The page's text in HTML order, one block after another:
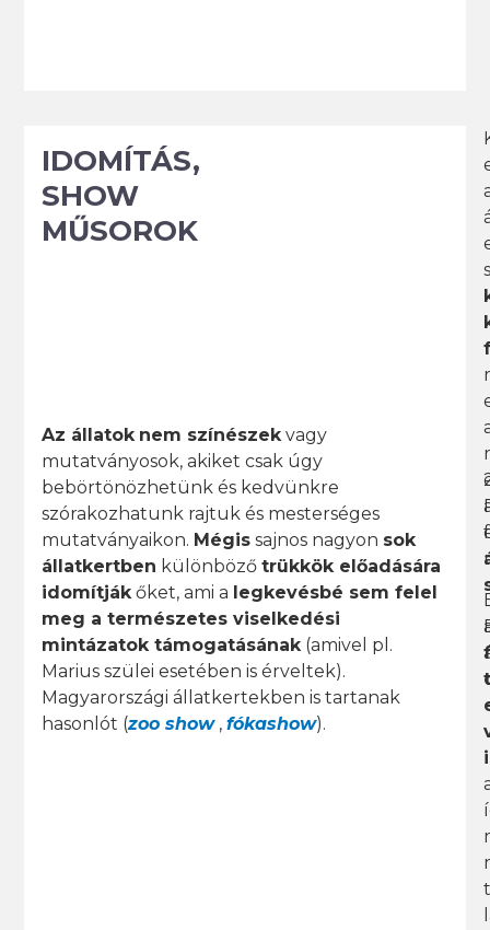
IDOMÍTÁS,
SHOW
MŰSOROK
Az állatok nem színészekvagy
mutatványosok, akiket csak úgy
bebörtönözhetünk és kedvünkre
szórakozhatunk rajtuk és mesterséges
mutatványaikon. Mégis sajnos nagyon sok
állatkertben különbözőtrükkök előadására
idomítjákőket, ami a legkevésbé sem felel
meg a természetes viselkedési
mintázatok támogatásának(amivel pl.
Marius szülei esetében is érveltek).
Magyarországi állatkertekben is tartanak
hasonlót (zoo show,fókashow).